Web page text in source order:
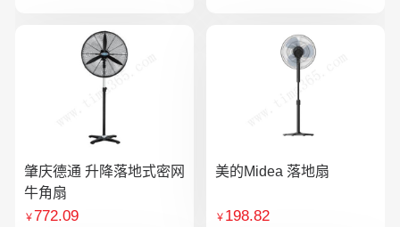
肇庆德通 升降落地式密网
牛角扇
￥772.09
美的Midea 落地扇
￥ 198.82